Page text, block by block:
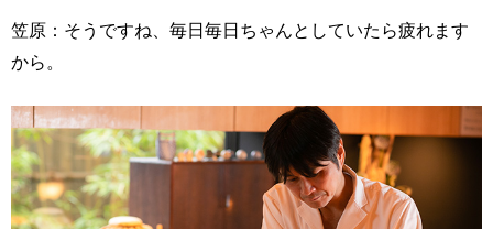
笠原：そうですね、毎日毎日ちゃんとしていたら疲れます
から。